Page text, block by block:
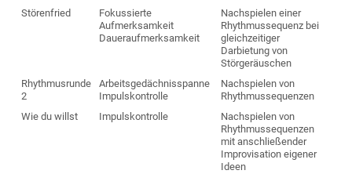
Störenfried
Fokussierte
Aufmerksamkeit
Daueraufmerksamkeit
Nachspielen einer
Rhythmussequenz bei
gleichzeitiger
Darbietung von
Störgeräuschen
Rhythmusrunde
2
Arbeitsgedächnisspanne
Impulskontrolle
Nachspielen von
Rhythmussequenzen
Wie du willst
Impulskontrolle
Nachspielen von
Rhythmussequenzen
mit anschließender
Improvisation eigener
Ideen